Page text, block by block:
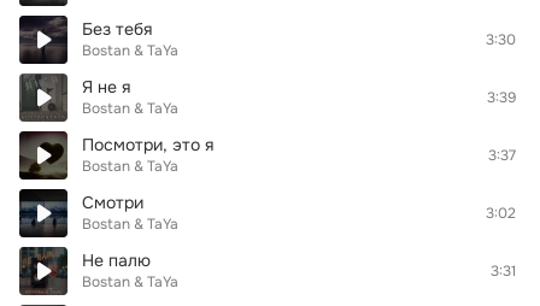
Без тебя
Bostan & TaYa
3:30
Я не я
Bostan & TaYa
3:39
Посмотри, это я
Bostan & TaYa
3:37
Смотри
Bostan & TaYa
3:02
Не палю
Bostan & TaYa
3:31